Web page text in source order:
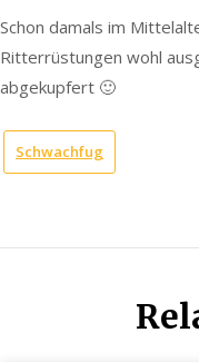
Schon damals im
Ritterrüstungen wohl
abgekupfert 🙂
Schwachfug